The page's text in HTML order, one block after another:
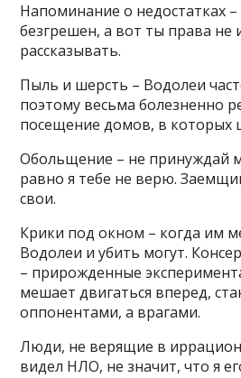
Напоминание о недостатках
безгрешен, а вот ты права
рассказывать.
Пыль и шерсть – Водолеи
поэтому весьма болезненно
посещение домов, в которых
Обольщение – не принуждай
равно я тебе не верю.
свои.
Крики под окном – когда им
Водолеи и убить могут.
– прирожденные
мешает двигаться вперед,
оппонентами, а врагами.
Люди, не верящие в
видел НЛО, не значит, что я